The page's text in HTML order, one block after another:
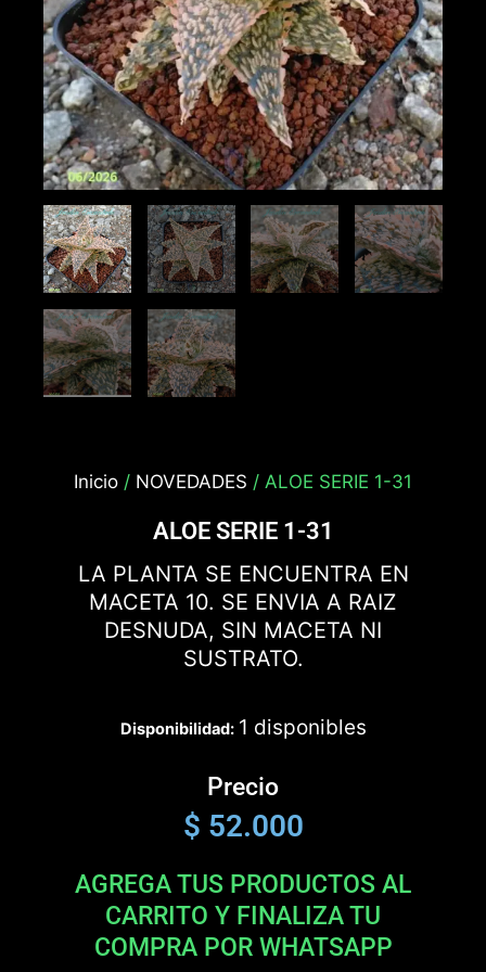
Inicio / NOVEDADES / ALOE SERIE 1-31
ALOE SERIE 1-31
LA PLANTA SE ENCUENTRA EN
MACETA 10. SE ENVIA A RAIZ
DESNUDA, SIN MACETA NI
SUSTRATO.
Disponibilidad: 1 disponibles
Precio
$ 52.000
AGREGA TUS PRODUCTOS AL
CARRITO Y FINALIZA TU
COMPRA POR WHATSAPP